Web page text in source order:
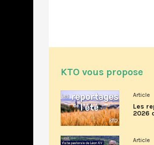
KTO vous propose
Article
Les
2026
Article